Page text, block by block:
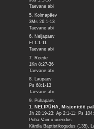
Taevane abi
5. Kolmapäev
3Ms 26:1-13
Taevane abi
6. Neljapäev
Fl 1:1-11
Taevane abi
7. Reede
1Kn 8:27-36
Taevane abi
8. Laupäev
Ps 68:1-13
Taevane abi
9. Pühapäev
1. NELIPÜHA, Misjonitöö
Jh 20:19-23; Ap 2:1-11; Ps
Püha Vaimu uuendus
Kärdla Baptistikogudus (135),